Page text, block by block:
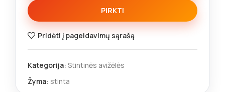
PIRKTI
Pridėti į pageidavimų sąrašą
Kategorija: Stintinės avižėlės
Žyma: stinta